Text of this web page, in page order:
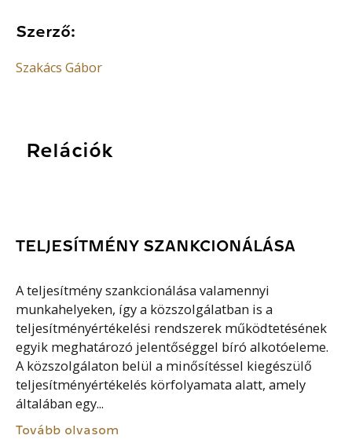
Szerző:
Szakács Gábor
Relációk
TELJESÍTMÉNY SZANKCIONÁLÁSA
A teljesítmény szankcionálása valamennyi
munkahelyeken, így a közszolgálatban is a
teljesítményértékelési rendszerek működtetésének
egyik meghatározó jelentőséggel bíró alkotóeleme.
A közszolgálaton belül a minősítéssel kiegészülő
teljesítményértékelés körfolyamata alatt, amely
általában egy...
Tovább olvasom